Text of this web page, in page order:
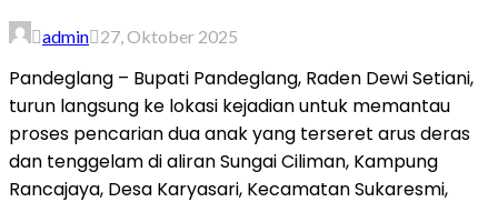
admin 27, Oktober 2025
Pandeglang – Bupati Pandeglang, Raden Dewi Setiani,
turun langsung ke lokasi kejadian untuk memantau
proses pencarian dua anak yang terseret arus deras
dan tenggelam di aliran Sungai Ciliman, Kampung
Rancajaya, Desa Karyasari, Kecamatan Sukaresmi,